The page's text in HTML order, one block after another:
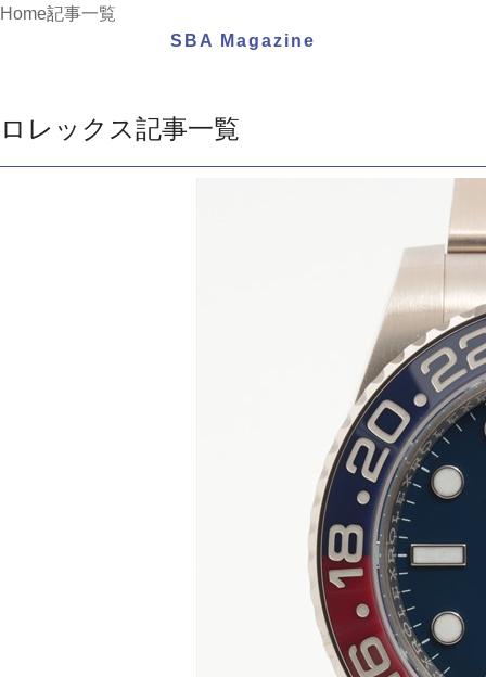
Home記事一覧
SBA Magazine
ロレックス記事一覧